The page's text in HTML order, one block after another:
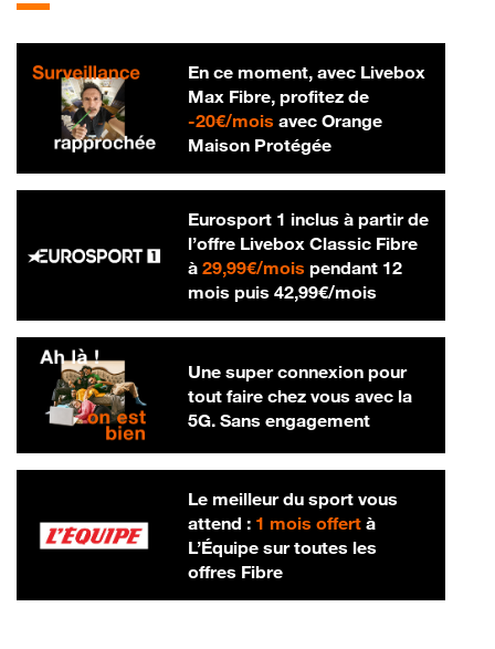
En ce moment, avec Livebox
Max Fibre, profitez de
-20€/mois20 € par mois
avec Orange
Maison Protégée
Eurosport 1 inclus à partir de
l’offre Livebox Classic Fibre
à 29,99€/mois29,99 € par mois
pendant 12
mois puis 42,99€/mois42,99 € par
Une super connexion pour
tout faire chez vous avec la
5G. Sans engagement
Le meilleur du sport vous
attend : 1 mois offertà
L’Équipe sur toutes les
offres Fibre